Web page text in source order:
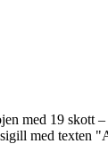
med 19 skott
sigill med